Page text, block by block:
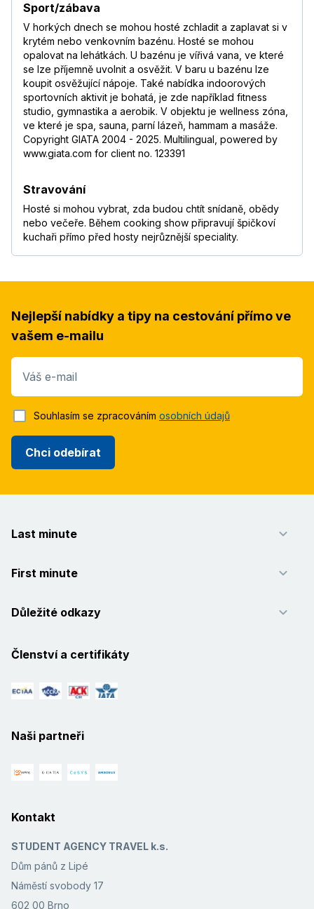
Sport/zábava
V horkých dnech se mohou hosté zchladit a zaplavat si v
krytém nebo venkovním bazénu. Hosté se mohou
opalovat na lehátkách. U bazénu je vířivá vana, ve které
se lze příjemně uvolnit a osvěžit. V baru u bazénu lze
koupit osvěžující nápoje. Také nabídka indoorových
sportovních aktivit je bohatá, je zde například fitness
studio, gymnastika a aerobik. V objektu je wellness zóna,
ve které je spa, sauna, parní lázeň, hammam a masáže.
Copyright GIATA 2004 - 2025. Multilingual, powered by
www.giata.com for client no. 123391
Stravování
Hosté si mohou vybrat, zda budou chtít snídaně, obědy
nebo večeře. Během cooking show připravují špičkoví
kuchaři přímo před hosty nejrůznější speciality.
Nejlepší nabídky a tipy na cestování přímo ve
vašem e-mailu
Váš e-mail
Chci odebírat
Souhlasím se zpracováním osobních údajů
Last minute
First minute
Důležité odkazy
Členství a certifikáty
Naši partneři
Kontakt
STUDENT AGENCY TRAVEL k.s.
Dům pánů z Lipé
Náměstí svobody 17
602 00 Brno